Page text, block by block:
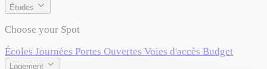
Études
Choose your Spot
Écoles Journées Portes Ouvertes Voies d'accès Budget
Logement